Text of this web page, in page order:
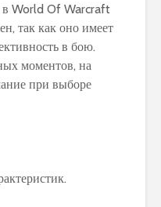
World Of Warcraft
так как оно имеет
в бою.
моментов, на
при выборе